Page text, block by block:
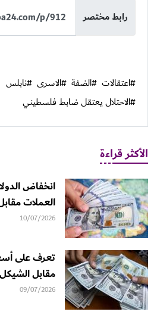
رابط مختصر
#اعتقالات #الضفة #الاسرى #نابلس
#الاحتلال يعتقل ضابط فلسطيني
الأكثر قراءة
انخفاض
العملات
10/07/2026
تعرف على
مقابل الشيكل
09/07/2026